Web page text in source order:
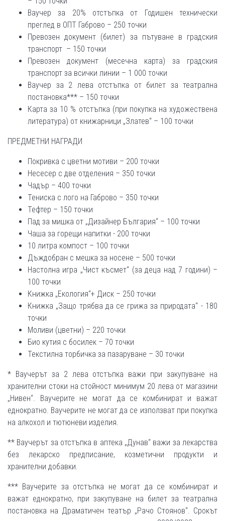
Ваучер за 20% отстъпка от Годишен технически
преглед в ОПТ Габрово – 250 точки
Превозен документ (билет) за пътуване в градския
транспорт – 150 точки
Превозен документ (месечна карта) за градския
транспорт за всички линии – 1 000 точки
Ваучер за 2 лева отстъпка от билет за театрална
постановка*** – 150 точки
Карта за 10 % отстъпка (при покупка на художествена
литература) от книжарници „Златев“ – 100 точки
ПРЕДМЕТНИ НАГРАДИ
Покривка с цветни мотиви – 200 точки
Несесер с две отделения – 350 точки
Чадър – 400 точки
Тениска с лого на Габрово – 350 точки
Тефтер – 150 точки
Пад за мишка от „Дизайнер България“ – 100 точки
Чаша за горещи напитки - 200 точки
10 литра компост – 100 точки
Дъждобран с мешка за носене – 500 точки
Настолна игра „Чист късмет“ (за деца над 7 години) –
100 точки
Книжка „Екология“+ Диск – 250 точки
Книжка „Защо трябва да се грижа за природата“ - 180
точки
Моливи (цветни) – 220 точки
Био кутия с босилек – 70 точки
Текстилна торбичка за пазаруване – 30 точки
* Ваучерът за 2 лева отстъпка важи при закупуване на
хранителни стоки на стойност минимум 20 лева от магазини
„Нивен“. Ваучерите не могат да се комбинират и важат
еднократно. Ваучерите не могат да се използват при покупка
на алкохол и тютюневи изделия.
** Ваучерът за отстъпка в аптека „Дунав“ важи за лекарства
без лекарско предписание, козметични продукти и
хранителни добавки.
*** Ваучерите за отстъпка не могат да се комбинират и
важат еднократно, при закупуване на билет за театрална
постановка на Драматичен театър „Рачо Стоянов“. Срокът